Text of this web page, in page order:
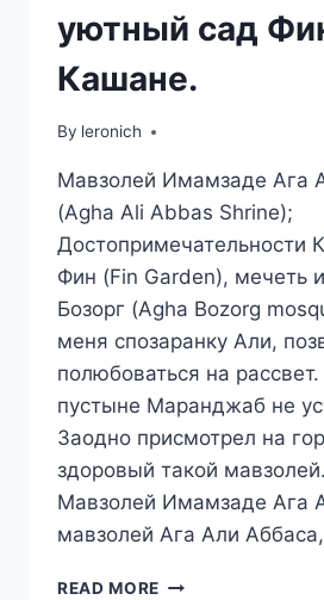
уютный сад
Кашане.
By leronich
Мавзолей Имамзаде Ага
(Agha Ali Abbas Shrine);
Достопримечательности
Фин (Fin Garden), мечеть
Бозорг (Agha Bozorg
меня спозаранку Али,
полюбоваться на
пустыне Маранджаб не
Заодно присмотрел на
здоровый такой
Мавзолей Имамзаде Ага
мавзолей Ага Али
READ MORE ПУТЕШЕСТВИЕ